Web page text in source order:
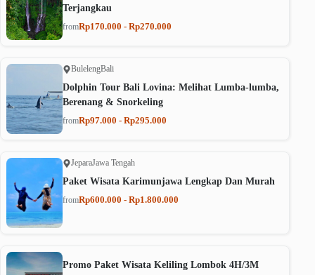
Terjangkau
fromRp170.000 - Rp270.000
BulelengBali
Dolphin Tour Bali Lovina: Melihat Lumba-lumba,
Berenang & Snorkeling
fromRp97.000 - Rp295.000
JeparaJawa Tengah
Paket Wisata Karimunjawa Lengkap Dan Murah
fromRp600.000 - Rp1.800.000
Promo Paket Wisata Keliling Lombok 4H/3M